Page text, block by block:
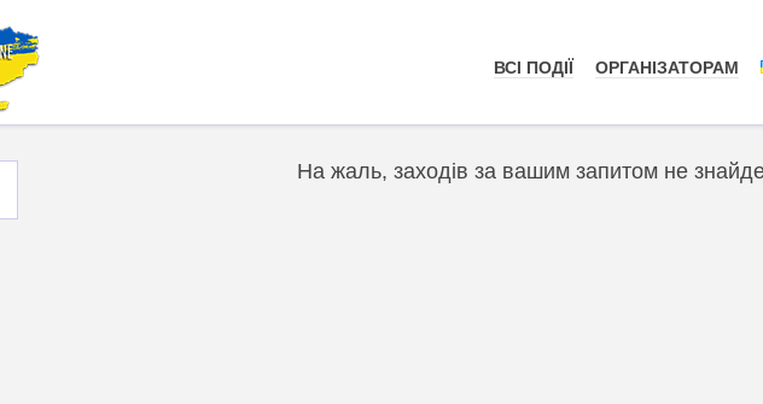
ВСІ ПОДІЇ ОРГАНІЗАТОРАМ
На жаль, заходів за вашим запитом не